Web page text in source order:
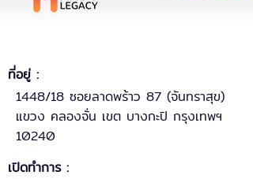
ที่อยู่ :
1448/18 ซอยลาดพร้าว 87 (จันทราสุข)
แขวง คลองจั่น เขต บางกะปิ กรุงเทพฯ
10240
เปิดทำการ :